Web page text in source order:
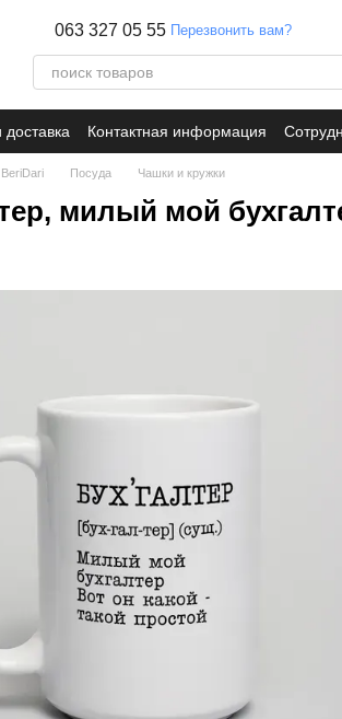
063 327 05 55 Перезвонить вам?
Контактная информация
Посуда Чашки и кружки
милый мой